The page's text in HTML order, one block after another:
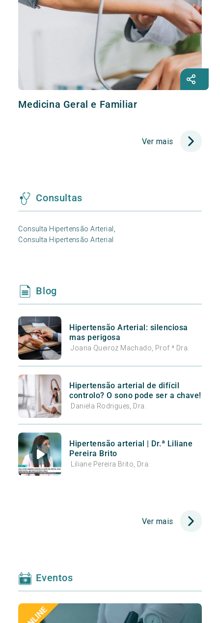
Medicina Geral e Familiar
Ver mais
Consultas
Consulta Hipertensão Arterial,
Consulta Hipertensão Arterial
Blog
Hipertensão Arterial: silenciosa
mas perigosa
Joana Queiroz Machado, Prof.ª Dra.
Hipertensão arterial de difícil
controlo? O sono pode ser a chave!
Daniela Rodrigues, Dra.
Hipertensão arterial | Dr.ª Liliane
Pereira Brito
Liliane Pereira Brito, Dra.
Ver mais
Eventos